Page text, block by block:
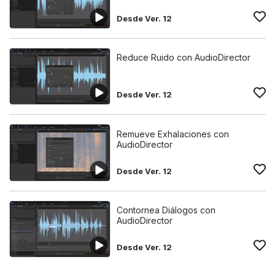
Desde Ver. 12
Reduce Ruido con AudioDirector
Desde Ver. 12
Remueve Exhalaciones con
AudioDirector
Desde Ver. 12
Contornea Diálogos con
AudioDirector
Desde Ver. 12